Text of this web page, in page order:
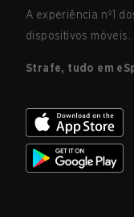
A experiência nº1
dispositivos móveis.
Strafe, tudo em